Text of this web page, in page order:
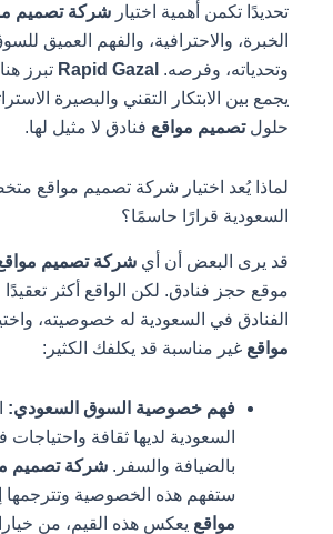
تحديدًا تكمن أهمية اختيارشركة تصميم
الخبرة، والاحترافية، والفهم العميق
وتحدياته، وفرصه.Rapid Gazalتبرز
يجمع بين الابتكار التقني والبصيرة
حلول تصميم مواقعفنادق لا مثيل لها.
لماذا يُعد اختيار شركة تصميم مواقع
السعودية قرارًا حاسمًا؟
قد يرى البعض أن أيشركة تصميم مواقع
موقع حجز فنادق. لكن الواقع أكثر
الفنادق في السعودية له خصوصيته،
مواقعغير مناسبة قد يكلفك الكثير:
فهم خصوصية السوق السعودي:
السعودية لديها ثقافة واحتياجات
بالضيافة والسفر. شركة تصميم
ستفهم هذه الخصوصية وتترجمها
مواقعيعكس هذه القيم، من